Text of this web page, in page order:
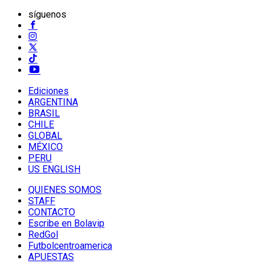
síguenos
Ediciones
ARGENTINA
BRASIL
CHILE
GLOBAL
MÉXICO
PERU
US ENGLISH
QUIENES SOMOS
STAFF
CONTACTO
Escribe en Bolavip
RedGol
Futbolcentroamerica
APUESTAS